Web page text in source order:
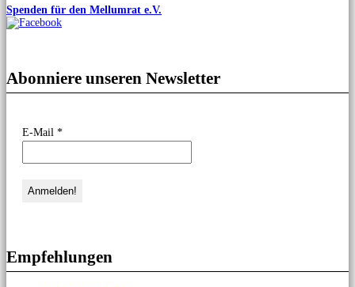
Spenden für den Mellumrat e.V.
Abonniere unseren Newsletter
E-Mail *
Empfehlungen